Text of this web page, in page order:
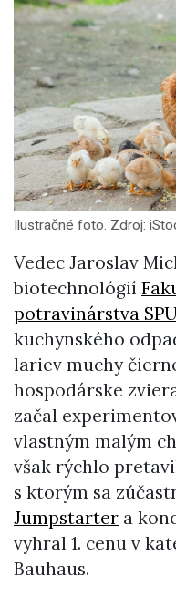
Ilustračné foto. Zdroj:
Vedec Jaroslav
biotechnológií
potravinárstva
kuchynského
lariev muchy
hospodárske
začal
vlastným malým
však rýchlo
s ktorým sa
Jumpstarter a
vyhral 1. cenu v
Bauhaus.